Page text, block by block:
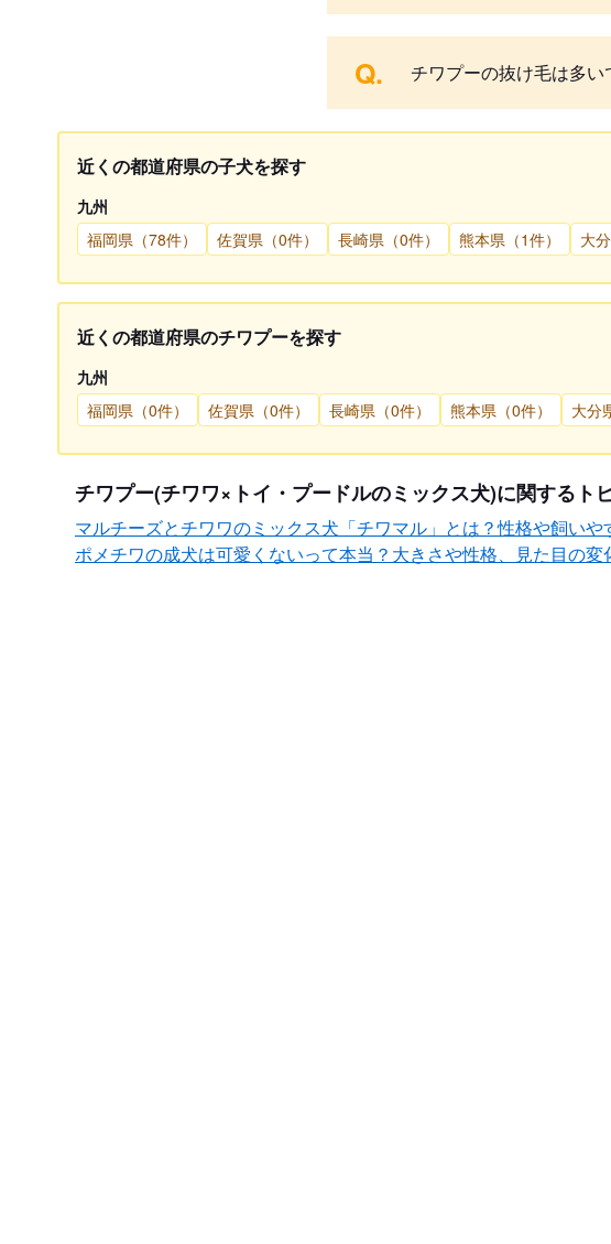
Q. チワプーの抜け毛は多い
近くの都道府県の子犬を探す
九州
福岡県（78件）
佐賀県（0件） 長崎県（0件） 熊本県（1件） 大
近くの都道府県のチワプーを探す
九州
福岡県（0件）
佐賀県（0件） 長崎県（0件） 熊本県（0件） 大分
チワプー(チワワ×トイ・プードルのミックス犬)に関するト
マルチーズとチワワのミックス犬「チワマル」とは？性格や飼いや
ポメチワの成犬は可愛くないって本当？大きさや性格、見た目の変